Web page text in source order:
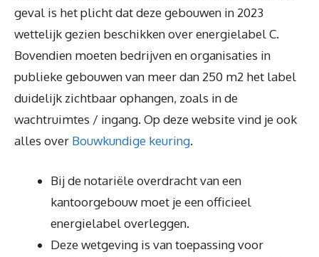
geval is het plicht dat deze gebouwen in 2023
wettelijk gezien beschikken over energielabel C.
Bovendien moeten bedrijven en organisaties in
publieke gebouwen van meer dan 250 m2 het label
duidelijk zichtbaar ophangen, zoals in de
wachtruimtes / ingang. Op deze website vind je ook
alles over Bouwkundige keuring.
Bij de notariële overdracht van een
kantoorgebouw moet je een officieel
energielabel overleggen.
Deze wetgeving is van toepassing voor